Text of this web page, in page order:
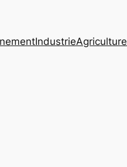
IndustrieAgriculture